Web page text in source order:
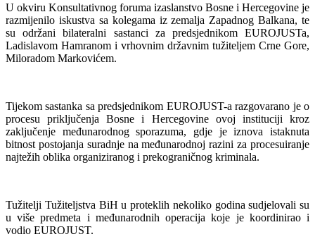
U okviru Konsultativnog foruma izaslanstvo Bosne i Hercegovine je
razmijenilo iskustva sa kolegama iz zemalja Zapadnog Balkana, te
su održani bilateralni sastanci za predsjednikom EUROJUSTa,
Ladislavom Hamranom i vrhovnim državnim tužiteljem Crne Gore,
Miloradom Markovićem.
Tijekom sastanka sa predsjednikom EUROJUST-a razgovarano je o
procesu priključenja Bosne i Hercegovine ovoj instituciji kroz
zaključenje međunarodnog sporazuma, gdje je iznova istaknuta
bitnost postojanja suradnje na međunarodnoj razini za procesuiranje
najtežih oblika organiziranog i prekograničnog kriminala.
Tužitelji Tužiteljstva BiH u proteklih nekoliko godina sudjelovali su
u više predmeta i međunarodnih operacija koje je koordinirao i
vodio EUROJUST.